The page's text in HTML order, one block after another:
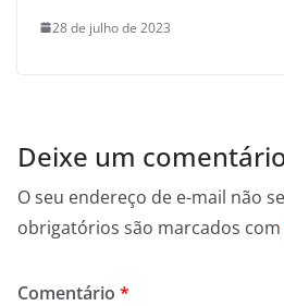
28 de julho de 2023
Deixe um
O seu endereço de e-mail não
obrigatórios são marcados com
Comentário *